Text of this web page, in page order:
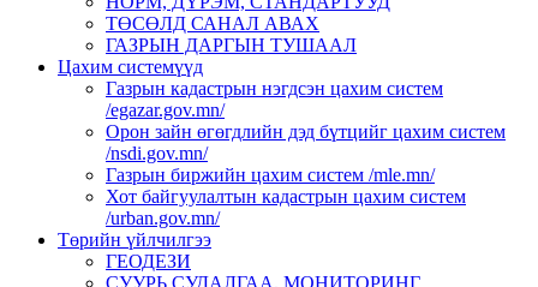
ТӨСӨЛД САНАЛ АВАХ
ГАЗРЫН ДАРГЫН ТУШААЛ
Цахим системүүд
Газрын кадастрын нэгдсэн цахим систем
/egazar.gov.mn/
Орон зайн өгөгдлийн дэд бүтцийг цахим систем
/nsdi.gov.mn/
Газрын биржийн цахим систем /mle.mn/
Хот байгуулалтын кадастрын цахим систем
/urban.gov.mn/
Төрийн үйлчилгээ
ГЕОДЕЗИ
СУУРЬ СУДАЛГАА, МОНИТОРИНГ